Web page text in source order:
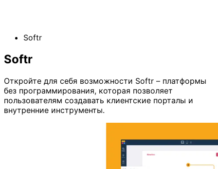
Softr
Softr
Откройте для себя возможности Softr – платформы
без программирования, которая позволяет
пользователям создавать клиентские порталы и
внутренние инструменты.